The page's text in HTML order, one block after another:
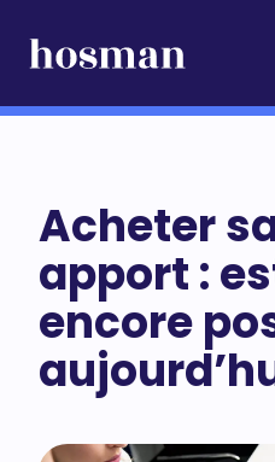
Acheter
apport :
encore